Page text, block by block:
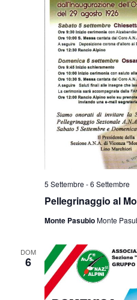
Pellegrinaggio al
5 Settembre -6 Settembre
Monte PasubioMonte
DOM
6